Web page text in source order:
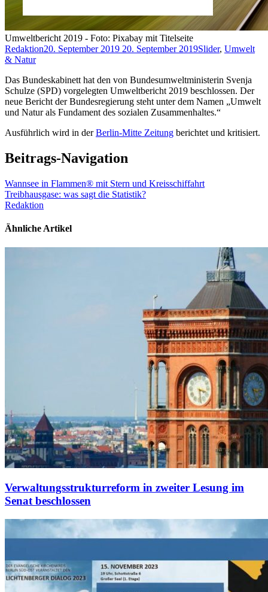
Umweltbericht 2019 - Foto: Pixabay mit Titelseite
Redaktion20. September 2019 20. September 2019Slider, Umwelt
& Natur
Das Bundeskabinett hat den von Bundesumweltministerin Svenja
Schulze (SPD) vorgelegten Umweltbericht 2019 beschlossen. Der
neue Bericht der Bundesregierung steht unter dem Namen „Umwelt
und Natur als Fundament des sozialen Zusammenhaltes.“
Ausführlich wird in derBerlin-Mitte Zeitung berichtet und kritisiert.
Beitrags-Navigation
Wannsee in Flammen® mit Stern und Kreisschiffahrt
Treibhausgase: was sagt die Statistik?
Redaktion
Ähnliche Artikel
Verwaltungsstrukturreform in zweiter Lesung im
Senat beschlossen